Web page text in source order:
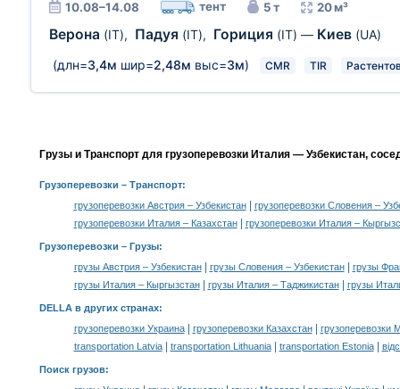
10.08–14.08 тент 5 т 20 м³
Верона (IT), Падуя (IT), Гориция (IT) — Киев (UA)
(длн=3,4м шир=2,48м выс=3м) CMR TIR
Грузы и Транспорт для грузоперевозки Италия — Узбекистан,
Грузоперевозки – Транспорт:
грузоперевозки Австрия – Узбекистан|
грузоперевозки Словения –
грузоперевозки Италия – Казахстан| грузоперевозки Италия –
Грузоперевозки – Грузы:
грузы Австрия – Узбекистан| грузы Словения – Узбекистан|
грузы
грузы Италия – Кыргызстан| грузы Италия – Таджикистан| грузы
DELLA в других странах:
грузоперевозки Украина| грузоперевозки Казахстан|
грузоперевозки
transportation Latvia| transportation Lithuania| transportation Estonia|
Поиск грузов: